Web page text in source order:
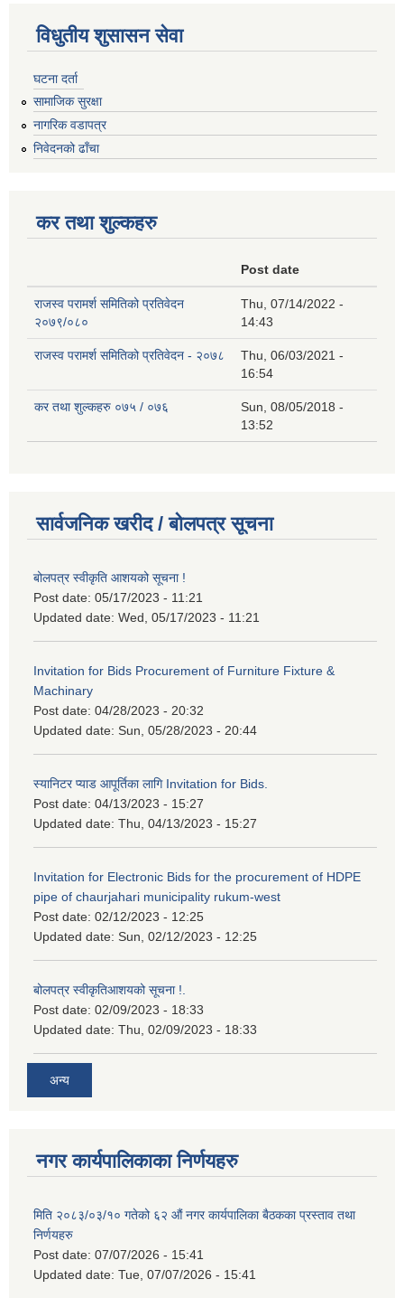
विधुतीय शुसासन सेवा
घटना दर्ता
सामाजिक सुरक्षा
नागरिक वडापत्र
निवेदनको ढाँचा
कर तथा शुल्कहरु
Post date
राजस्व परामर्श समितिको प्रतिवेदन
२०७९/०८०
Thu, 07/14/2022 -
14:43
राजस्व परामर्श समितिको प्रतिवेदन - २०७८
Thu, 06/03/2021 -
16:54
कर तथा शुल्कहरु ०७५ / ०७६
Sun, 08/05/2018 -
13:52
सार्वजनिक खरीद / बोलपत्र सूचना
बोलपत्र स्वीकृति आशयको सूचना !
Post date: 05/17/2023 - 11:21
Updated date: Wed, 05/17/2023 - 11:21
Invitation for Bids Procurement of Furniture Fixture &
Machinary
Post date: 04/28/2023 - 20:32
Updated date: Sun, 05/28/2023 - 20:44
स्यानिटर प्याड आपूर्तिका लागि Invitation for Bids.
Post date: 04/13/2023 - 15:27
Updated date: Thu, 04/13/2023 - 15:27
Invitation for Electronic Bids for the procurement of HDPE
pipe of chaurjahari municipality rukum-west
Post date: 02/12/2023 - 12:25
Updated date: Sun, 02/12/2023 - 12:25
बोलपत्र स्वीकृतिआशयको सूचना !.
Post date: 02/09/2023 - 18:33
Updated date: Thu, 02/09/2023 - 18:33
अन्य
नगर कार्यपालिकाका निर्णयहरु
मिति २०८३/०३/१० गतेको ६२ औं नगर कार्यपालिका बैठकका प्रस्ताव तथा
निर्णयहरु
Post date: 07/07/2026 - 15:41
Updated date: Tue, 07/07/2026 - 15:41